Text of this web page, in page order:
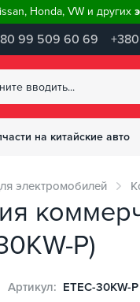
Honda, VW и других
99 509 60 69
на китайские авто
электромобилей
P)
Артикул: ETEC-30KW-P